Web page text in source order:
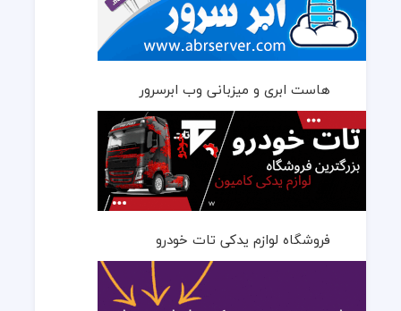
هاست ابری و میزبانی وب ابرسرور
فروشگاه لوازم یدکی تات خودرو